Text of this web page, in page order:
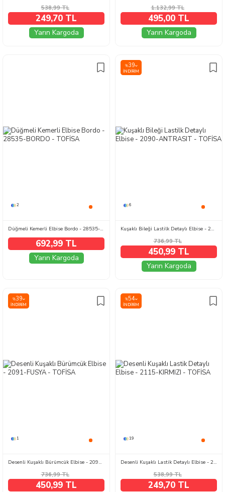
538,99TL
249,70 TL
Yarın Kargoda
1.132,99TL
495,00 TL
Yarın Kargoda
2
Düğmeli Kemerli Elbise Bordo - 28535-BORDO
692,99 TL
Yarın Kargoda
%39
İNDIRIM
6
Kuşaklı Bileği Lastilk Detaylı Elbise - 2090-ANTRASIT
736,99TL
450,99 TL
Yarın Kargoda
%39
İNDIRIM
1
Desenli Kuşaklı Bürümcük Elbise - 2091-FUSYA
736,99TL
450,99 TL
%54
İNDIRIM
19
Desenli Kuşaklı Lastik Detaylı Elbise - 2115-KIRMIZI
538,99TL
249,70 TL